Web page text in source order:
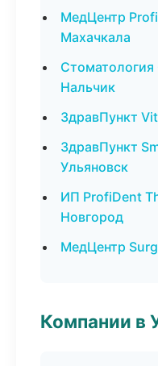
МедЦентр
Махачкала
Нальчик
ЗдравПункт
ЗдравПункт
Ульяновск
ИП ProfiDent
Новгород
МедЦентр
Компании в